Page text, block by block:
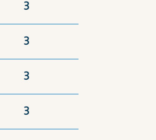
3
3
3
3